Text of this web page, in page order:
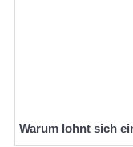
Warum lohnt sich